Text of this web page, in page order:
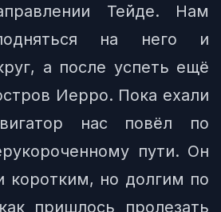
Тейде. Нам
на него и
а после успеть ещё
Иерро. Пока ехали
нас повёл по
пути. Он
коротким, но долгим по
пришлось пролезать